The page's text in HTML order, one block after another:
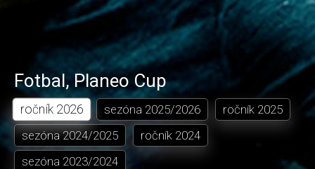
Fotbal,Planeo Cup
ročník 2026 sezóna 2025/2026 ročník 2025
sezóna 2024/2025 ročník 2024
sezóna 2023/2024